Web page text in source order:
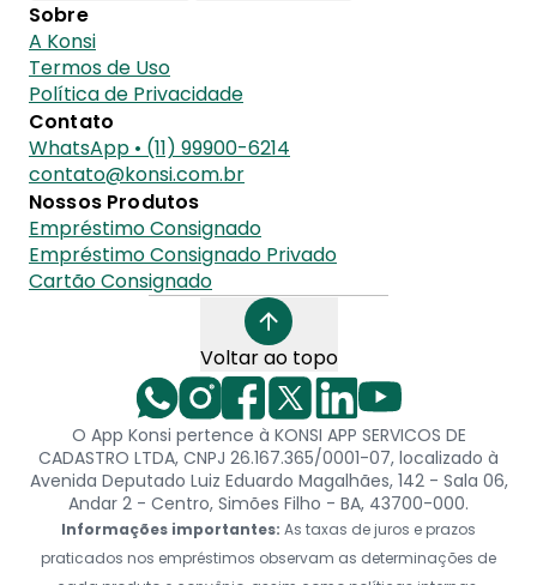
Sobre
A Konsi
Termos de Uso
Política de Privacidade
Contato
WhatsApp • (11) 99900-6214
contato@konsi.com.br
Nossos Produtos
Empréstimo Consignado
Empréstimo Consignado Privado
Cartão Consignado
Voltar ao topo
O App Konsi pertence à KONSI APP SERVICOS DE
CADASTRO LTDA, CNPJ 26.167.365/0001-07, localizado à
Avenida Deputado Luiz Eduardo Magalhães, 142 - Sala 06,
Andar 2 - Centro, Simões Filho - BA, 43700-000.
Informações importantes: As taxas de juros e prazos
praticados nos empréstimos observam as determinações de